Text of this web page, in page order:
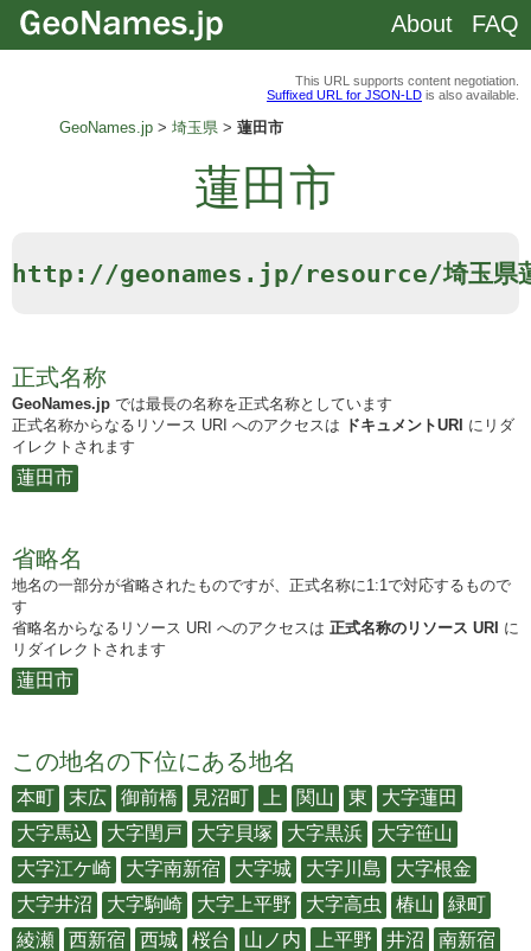
This URL supports content negotiation.
Suffixed URL for JSON-LD is also available.
GeoNames.jp 埼玉県 蓮田市
蓮田市
http://geonames.jp/resource/埼玉県
正式名称
GeoNames.jp では最長の名称を正式名称としています
正式名称からなるリソース URI へのアクセスは ドキュメントURI にリダ
イレクトされます
蓮田市
省略名
地名の一部分が省略されたものですが、正式名称に1:1で対応するもので
す
省略名からなるリソース URI へのアクセスは 正式名称のリソース URI に
リダイレクトされます
蓮田市
この地名の下位にある地名
本町 末広 御前橋 見沼町 上 関山 東
大字蓮田
大字馬込
大字閏戸 大字貝塚 大字黒浜
大字笹山
大字江ケ崎
大字南新宿 大字城 大字川島
大字根金
大字井沼
大字駒崎 大字上平野 大字高虫 椿山
緑町
綾瀬
西新宿 西城 桜台 山ノ内 上平野 井沼
南新宿
About FAQ